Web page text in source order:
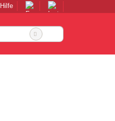
Hilfe